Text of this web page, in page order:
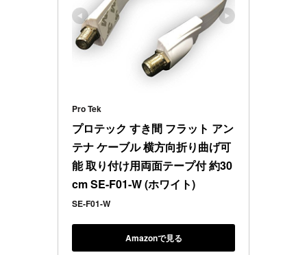
Pro Tek
プロテック すき間 フラット アン
テナ ケーブル 横方向折り曲げ可
能 取り付け用両面テープ付 約30
cm SE-F01-W (ホワイト)
SE-F01-W
Amazonで見る